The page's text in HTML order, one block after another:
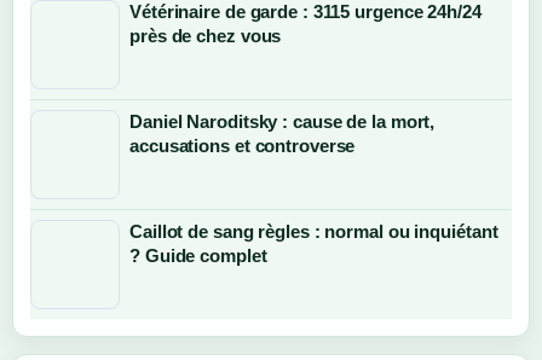
Vétérinaire de garde : 3115 urgence 24h/24
près de chez vous
Daniel Naroditsky : cause de la mort,
accusations et controverse
Caillot de sang règles : normal ou inquiétant
? Guide complet